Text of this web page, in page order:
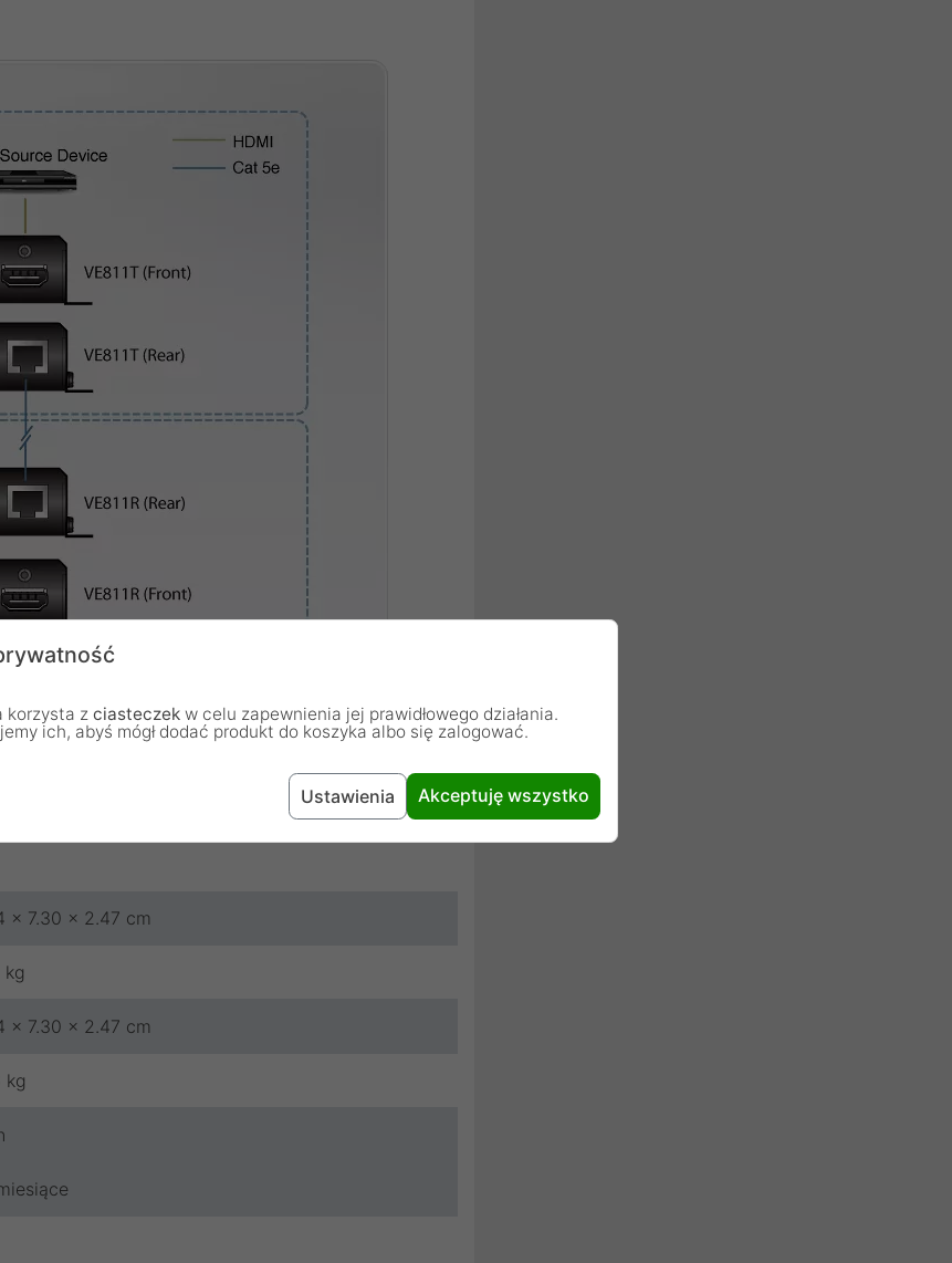
x 7.30 x 2.47 cm
kg
x 7.30 x 2.47 cm
kg
korzysta z ciasteczek w celu zapewnienia jej prawidłowego działania.
ich, abyś mógł dodać produkt do koszyka albo się zalogować.
Ustawienia Akceptuję wszystko